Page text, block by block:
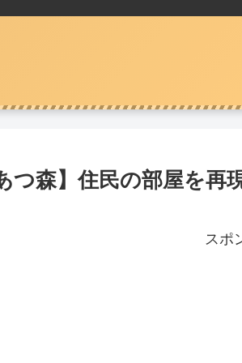
つ森】住民の部屋を
スポ